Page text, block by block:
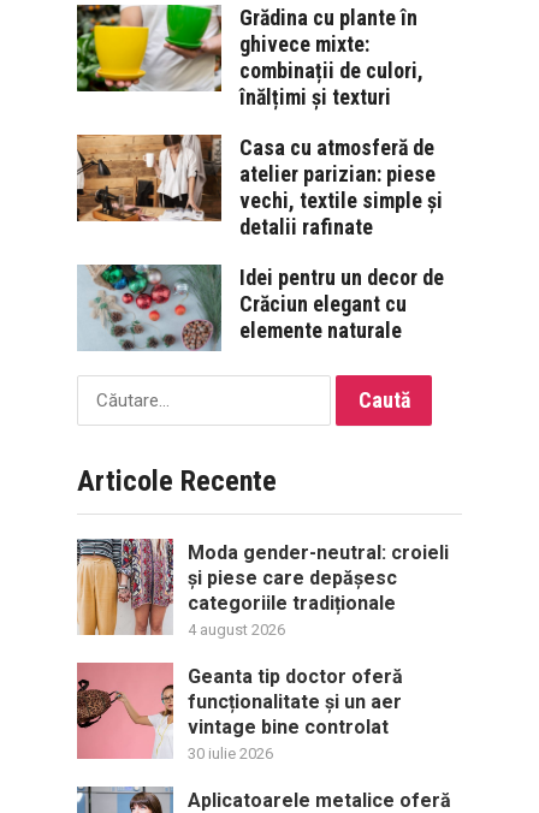
Grădina cu plante în
ghivece mixte:
combinații de culori,
înălțimi și texturi
Casa cu atmosferă de
atelier parizian: piese
vechi, textile simple și
detalii rafinate
Idei pentru un decor de
Crăciun elegant cu
elemente naturale
Caută
după:
Articole Recente
Moda gender-neutral: croieli
și piese care depășesc
categoriile tradiționale
4 august 2026
Geanta tip doctor oferă
funcționalitate și un aer
vintage bine controlat
30 iulie 2026
Aplicatoarele metalice oferă